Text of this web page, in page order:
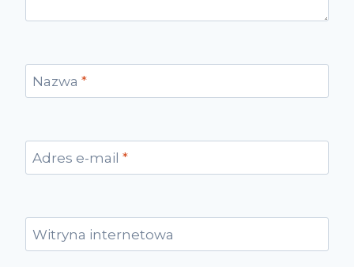
Nazwa *
Adres e-mail *
Witryna internetowa